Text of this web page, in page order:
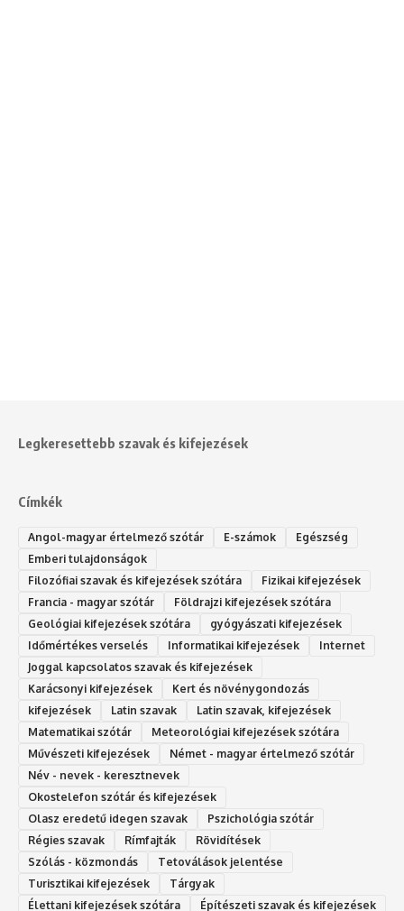
Legkeresettebb szavak és kifejezések
Címkék
Angol-magyar értelmező szótár E-számok
Egészség
Emberi tulajdonságok
Filozófiai szavak és kifejezések szótára
Fizikai kifejezések
Francia - magyar szótár
Földrajzi kifejezések szótára
Geológiai kifejezések szótára
gyógyászati kifejezések
Időmértékes verselés
Informatikai kifejezések
Internet
Joggal kapcsolatos szavak és kifejezések
Karácsonyi kifejezések
Kert és növénygondozás
kifejezések
Latin szavak
Latin szavak, kifejezések
Matematikai szótár
Meteorológiai kifejezések szótára
Művészeti kifejezések
Német - magyar értelmező szótár
Név - nevek - keresztnevek
Okostelefon szótár és kifejezések
Olasz eredetű idegen szavak
Ps‮gólohciz‬ia s‮átóz‬r
Régies szavak
Rímfajták
Rövidítések
Szólás - közmondás
Tetoválások jelentése
Turisztikai kifejezések
Tárgyak
Élettani kifejezések szótára
Építészeti szavak és kifejezések